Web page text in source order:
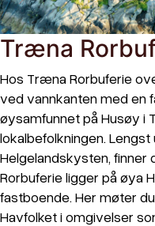
Træna
Hos Træna Rorbuferie
ved vannkanten med en
øysamfunnet på Husøy i
lokalbefolkningen.
Helgelandskysten,
Rorbuferie ligger på øya
fastboende. Her møter
Havfolket i omgivelser